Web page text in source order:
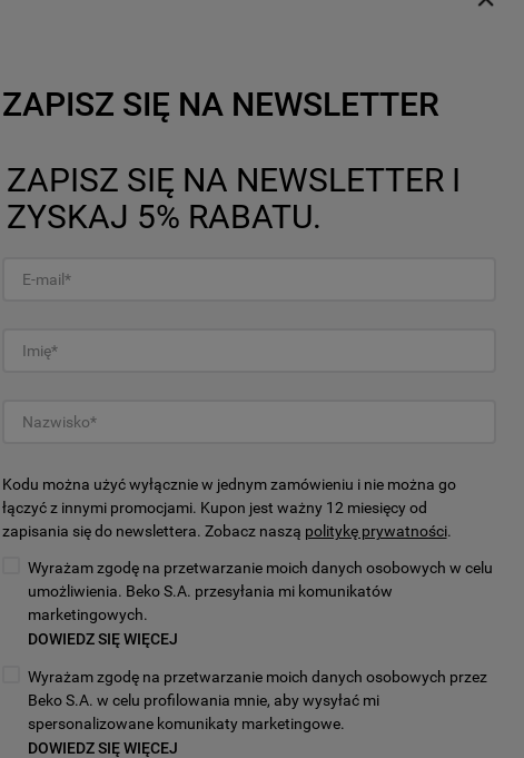
Programy automatyczne
technologii 6. ZMYSŁ
naczyń, automatycznie
Dzięki temu otrzymujesz
oszczędzając przy tym do
*Wyniki odnoszą się do automatycznego
osiągane w innych cyklach automatycznych.
porównanie najmniej i najbardziej intensywnego
naczynia i
po zakończeniu
suszenia oraz
Suszenie naczyń opiera
zmywarki, po
otwierają się
obieg powietrza w
się wtedy, gdy
spadnie do około 40°C,
mebli kuchennych.
suszenia przy
energii elektrycznej.
ZAPISZ SIĘ NA NEWSLETTER
ZAPISZ SIĘ NA NEWSLETTER I
ZYSKAJ 5% RABATU.
Kodu można użyć wyłącznie w jednym zamówieniu i nie można go
łączyć z innymi promocjami. Kupon jest ważny 12 miesięcy od
zapisania się do newslettera. Zobacz naszą politykę prywatności.
Wyrażam zgodę na przetwarzanie moich danych osobowych w celu
umożliwienia. Beko S.A. przesyłania mi komunikatów
marketingowych.
DOWIEDZ SIĘ WIĘCEJ
Wyrażam zgodę na przetwarzanie moich danych osobowych przez
Beko S.A. w celu profilowania mnie, aby wysyłać mi
spersonalizowane komunikaty marketingowe.
DOWIEDZ SIĘ WIĘCEJ